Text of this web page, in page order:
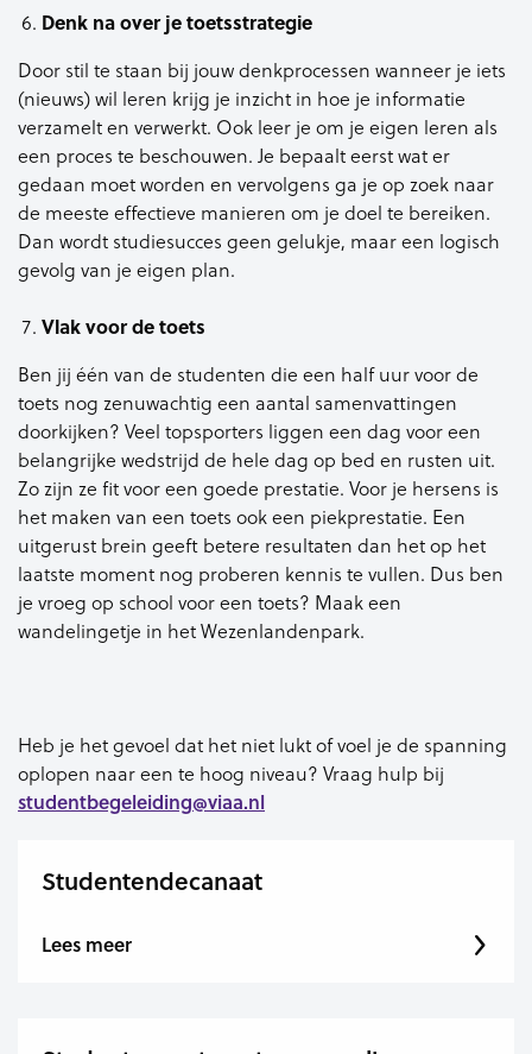
Denk na over je toetsstrategie
Door stil te staan bij jouw denkprocessen wanneer je iets
(nieuws) wil leren krijg je inzicht in hoe je informatie
verzamelt en verwerkt. Ook leer je om je eigen leren als
een proces te beschouwen. Je bepaalt eerst wat er
gedaan moet worden en vervolgens ga je op zoek naar
de meeste effectieve manieren om je doel te bereiken.
Dan wordt studiesucces geen gelukje, maar een logisch
gevolg van je eigen plan.
Vlak voor de toets
Ben jij één van de studenten die een half uur voor de
toets nog zenuwachtig een aantal samenvattingen
doorkijken? Veel topsporters liggen een dag voor een
belangrijke wedstrijd de hele dag op bed en rusten uit.
Zo zijn ze fit voor een goede prestatie. Voor je hersens is
het maken van een toets ook een piekprestatie. Een
uitgerust brein geeft betere resultaten dan het op het
laatste moment nog proberen kennis te vullen. Dus ben
je vroeg op school voor een toets? Maak een
wandelingetje in het Wezenlandenpark.
Heb je het gevoel dat het niet lukt of voel je de spanning
oplopen naar een te hoog niveau? Vraag hulp bij
studentbegeleiding@viaa.nl
Studentendecanaat
Lees meer